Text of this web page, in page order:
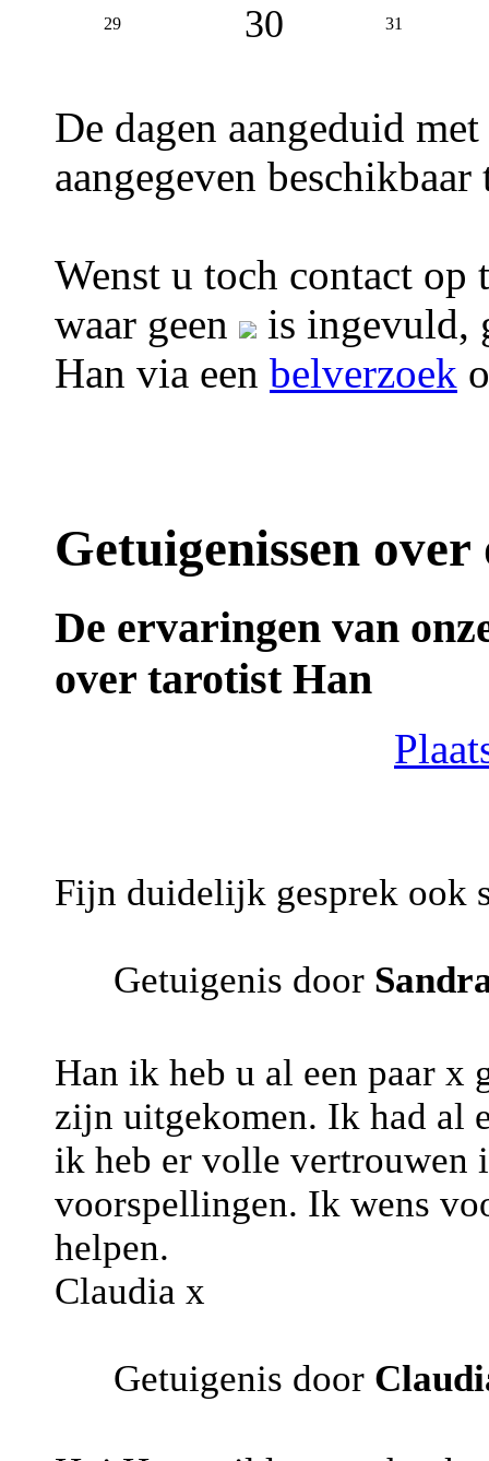
29 30 31
De dagen aangeduid
aangegeven
Wenst u toch contact op
waar geen
is ingevuld,
Han via een belverzoek
Getuigenissen
De ervaringen van
over tarotist Han
Fijn duidelijk gesprek ook
Getuigenis door
Han ik heb u al een paar x
zijn uitgekomen. Ik had al
ik heb er volle vertrouwen
voorspellingen. Ik wens
helpen.
Claudia x
Getuigenis door